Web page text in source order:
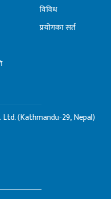
विविध
प्रयोगका सर्त
(Kathmandu-29, Nepal)